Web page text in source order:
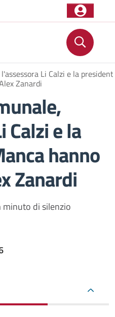
Li Calzi e la
Zanardi
Calzi e la
hanno
Zanardi
minuto di silenzio